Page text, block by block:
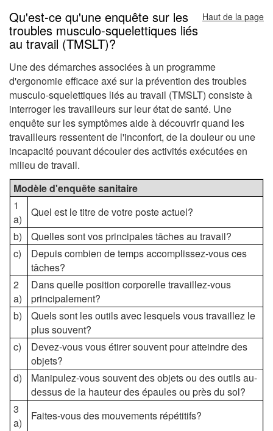
squelettiques
liés
au
travail
(TMSLT)
Qu'est-ce qu'une enquête sur les
troubles musculo-squelettiques liés
au travail (TMSLT)?
Haut de la page
Une des démarches associées à un programme
d'ergonomie efficace axé sur la prévention des troubles
musculo-squelettiques liés au travail (TMSLT) consiste à
interroger les travailleurs sur leur état de santé. Une
enquête sur les symptômes aide à découvrir quand les
travailleurs ressentent de l'inconfort, de la douleur ou une
incapacité pouvant découler des activités exécutées en
milieu de travail.
Modèle d'enquête sanitaire
1
a)
Quel est le titre de votre poste actuel?
b)
Quelles sont vos principales tâches au travail?
c)
Depuis combien de temps accomplissez-vous ces
tâches?
2
a)
Dans quelle position corporelle travaillez-vous
principalement?
b)
Quels sont les outils avec lesquels vous travaillez le
plus souvent?
c)
Devez-vous vous étirer souvent pour atteindre des
objets?
d)
Manipulez-vous souvent des objets ou des outils au-
dessus de la hauteur des épaules ou près du sol?
3
a)
Faites-vous des mouvements répétitifs?